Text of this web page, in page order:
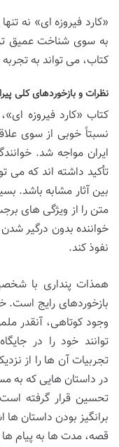
«کارد فیروزه ای» نه
به سوی شناخت عمیق
کتاب، می تواند به
نظرات و بازخوردهای کلی
نسبتاً خوبی از سوی
ایران مواجه شد.
تأکید داشته اند که می
بین آثار مشابه باشد.
متن را از ویژگی های
خواننده بدون درگیر
نفوذ کند.
همذات پنداری با
بازخوردهای رایج است.
وجود کوتاهی، آنقدر
توانند خود را در
تجربیات آن ها را از
در داستان هایی که به
تحسین قرار گرفته
برانگیز بودن داستان ها
قصه، مدت ها به پیام ها